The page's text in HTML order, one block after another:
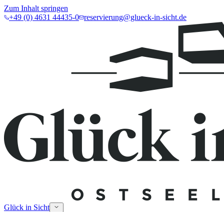
Zum Inhalt springen
+49 (0) 4631 44435-0 reservierung@glueck-in-sicht.de
Glück in Sicht